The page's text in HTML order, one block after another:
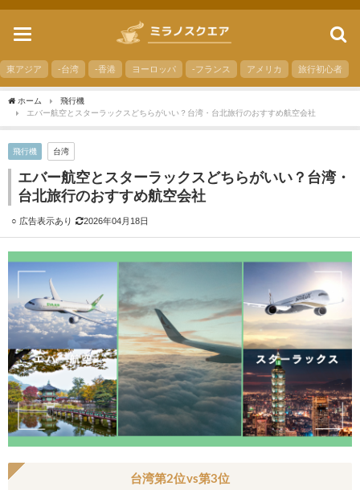
toggle
東アジア -台湾 -香港 ヨーロッパ -フランス アメリカ 旅行初心者
ホーム
飛行機
エバー航空とスターラックスどちらがいい？台湾・台北旅行のおすすめ航空会社
飛行機 台湾
エバー航空とスターラックスどちらがいい？台湾・
台北旅行のおすすめ航空会社
2026年04月18日
台湾第2位vs第3位